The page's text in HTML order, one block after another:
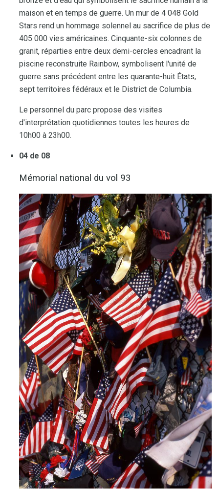
maison et en temps de guerre. Un mur de 4 048 Gold
Stars rend un hommage solennel au sacrifice de plus de
405 000 vies américaines. Cinquante-six colonnes de
granit, réparties entre deux demi-cercles encadrant la
piscine reconstruite Rainbow, symbolisent l'unité de
guerre sans précédent entre les quarante-huit États,
sept territoires fédéraux et le District de Columbia.
Le personnel du parc propose des visites
d'interprétation quotidiennes toutes les heures de
10h00 à 23h00.
04 de 08
Mémorial national du vol 93